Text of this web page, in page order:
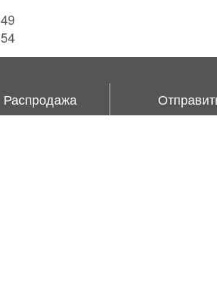
Распродажа